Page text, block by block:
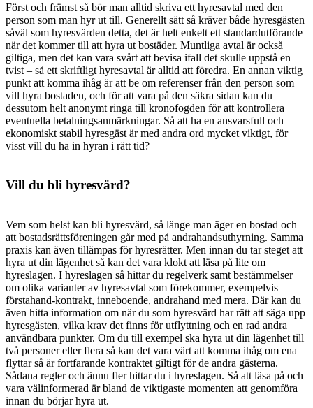
Först och främst så bör man alltid skriva ett hyresavtal med den
person som man hyr ut till. Generellt sätt så kräver både hyresgästen
såväl som hyresvärden detta, det är helt enkelt ett standardutförande
när det kommer till att hyra ut bostäder. Muntliga avtal är också
giltiga, men det kan vara svårt att bevisa ifall det skulle uppstå en
tvist – så ett skriftligt hyresavtal är alltid att föredra. En annan viktig
punkt att komma ihåg är att be om referenser från den person som
vill hyra bostaden, och för att vara på den säkra sidan kan du
dessutom helt anonymt ringa till kronofogden för att kontrollera
eventuella betalningsanmärkningar. Så att ha en ansvarsfull och
ekonomiskt stabil hyresgäst är med andra ord mycket viktigt, för
visst vill du ha in hyran i rätt tid?
Vill du bli hyresvärd?
Vem som helst kan bli hyresvärd, så länge man äger en bostad och
att bostadsrättsföreningen går med på andrahandsuthyrning. Samma
praxis kan även tillämpas för hyresrätter. Men innan du tar steget att
hyra ut din lägenhet så kan det vara klokt att läsa på lite om
hyreslagen. I hyreslagen så hittar du regelverk samt bestämmelser
om olika varianter av hyresavtal som förekommer, exempelvis
förstahand-kontrakt, inneboende, andrahand med mera. Där kan du
även hitta information om när du som hyresvärd har rätt att säga upp
hyresgästen, vilka krav det finns för utflyttning och en rad andra
användbara punkter. Om du till exempel ska hyra ut din lägenhet till
två personer eller flera så kan det vara värt att komma ihåg om ena
flyttar så är fortfarande kontraktet giltigt för de andra gästerna.
Sådana regler och ännu fler hittar du i hyreslagen. Så att läsa på och
vara välinformerad är bland de viktigaste momenten att genomföra
innan du börjar hyra ut.